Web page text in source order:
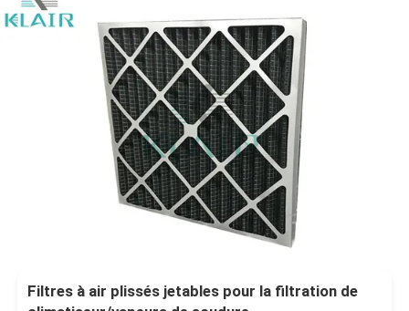
Filtres à air plissés jetables pour la filtration de